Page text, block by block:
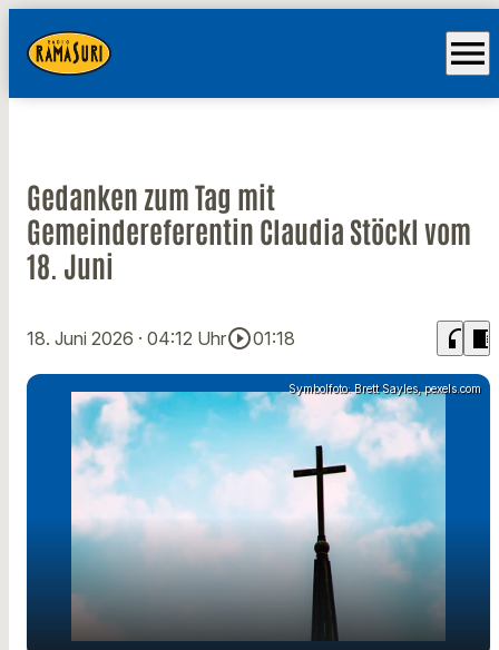
menu
Gedanken zum Tag mit
Gemeindereferentin Claudia Stöckl vom
18. Juni
18. Juni 2026 · 04:12 Uhrplay_circle_outline01:18 headphones chrome_reader_mode
Symbolfoto: Brett Sayles, pexels.com